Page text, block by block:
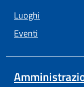
Luoghi
Eventi